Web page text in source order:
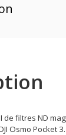
de filtres ND
Osmo Pocket 3.